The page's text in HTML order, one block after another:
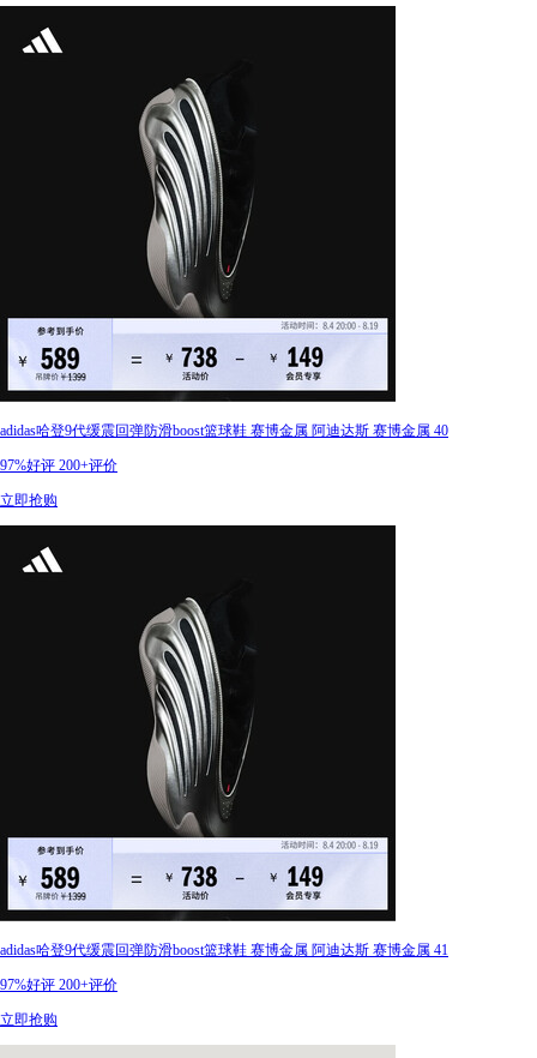
adidas哈登9代缓震回弹防滑boost篮球鞋 赛博金属 阿迪达斯 赛博金属 40
97%好评 200+评价
立即抢购
adidas哈登9代缓震回弹防滑boost篮球鞋 赛博金属 阿迪达斯 赛博金属 41
97%好评 200+评价
立即抢购